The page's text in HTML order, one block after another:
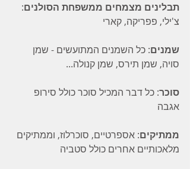
תבלינים מצמחים ממשפחת הסולנים:
צ'ילי, פפריקה, קארי
שמנים: כל השמנים המתועשים - שמן
סויה, שמן תירס, שמן קנולה...
סוכר: כל דבר המכיל סוכר כולל סירופ
אגבה
ממתיקים: אספרטיים, סוכרלוז, וממתיקים
מלאכותיים אחרים כולל סטביה